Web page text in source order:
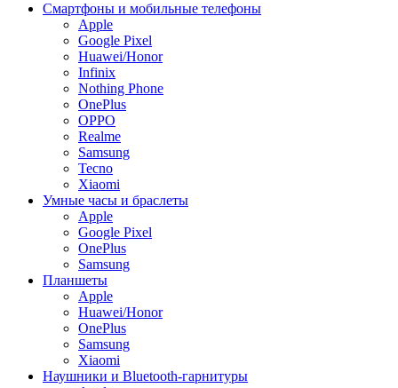
Смартфоны и мобильные телефоны
Apple
Google Pixel
Huawei/Honor
Infinix
Nothing Phone
OnePlus
OPPO
Realme
Samsung
Tecno
Xiaomi
Умные часы и браслеты
Apple
Google Pixel
OnePlus
Samsung
Планшеты
Apple
Huawei/Honor
OnePlus
Samsung
Xiaomi
Наушники и Bluetooth-гарнитуры